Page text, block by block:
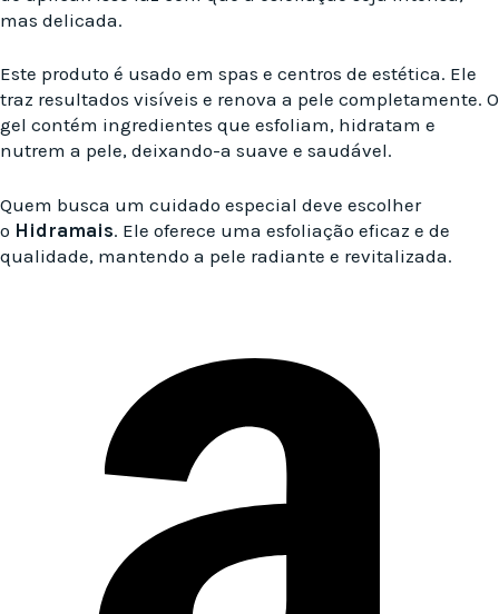
mas delicada.
Este produto é usado em spas e centros de estética. Ele
traz resultados visíveis e renova a pele completamente. O
gel contém ingredientes que esfoliam, hidratam e
nutrem a pele, deixando-a suave e saudável.
Quem busca um cuidado especial deve escolher
o Hidramais. Ele oferece uma esfoliação eficaz e de
qualidade, mantendo a pele radiante e revitalizada.